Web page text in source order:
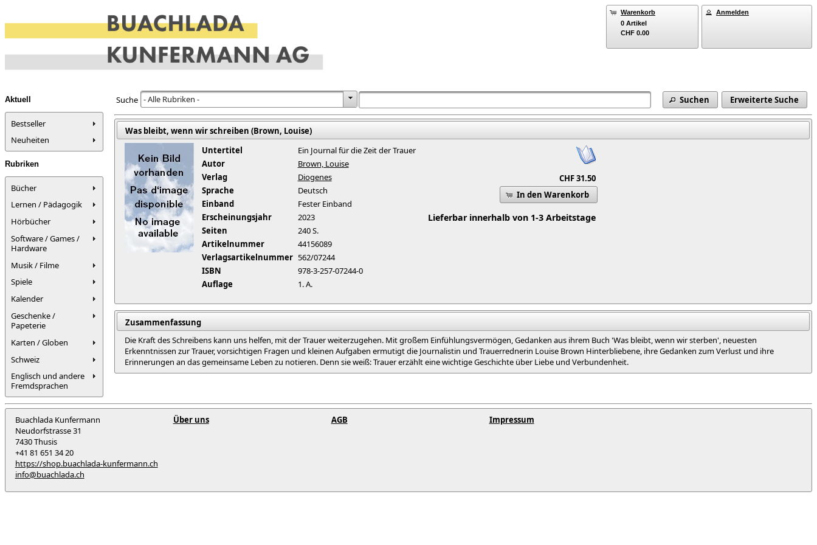
Warenkorb
0 Artikel
CHF 0.00
Anmelden
Aktuell
Bestseller
Neuheiten
Rubriken
Bücher
Lernen / Pädagogik
Hörbücher
Software / Games /
Hardware
Musik / Filme
Spiele
Kalender
Geschenke /
Papeterie
Karten / Globen
Schweiz
Englisch und andere
Fremdsprachen
Suche - Alle Rubriken - Suchen Erweiterte Suche
Was bleibt, wenn wir schreiben (Brown, Louise)
Untertitel
Ein Journal für die Zeit der Trauer
Autor
Brown, Louise
Verlag
Diogenes
Sprache
Deutsch
Einband
Fester Einband
Erscheinungsjahr
2023
Seiten
240 S.
Artikelnummer
44156089
Verlagsartikelnummer 562/07244
ISBN
978-3-257-07244-0
Auflage
1. A.
CHF 31.50
In den Warenkorb
Lieferbar innerhalb von 1-3 Arbeitstage
Zusammenfassung
Die Kraft des Schreibens kann uns helfen, mit der Trauer weiterzugehen. Mit großem Einfühlungsvermögen, Gedanken aus ihrem Buch 'Was bleibt, wenn wir sterben', neuesten
Erkenntnissen zur Trauer, vorsichtigen Fragen und kleinen Aufgaben ermutigt die Journalistin und Trauerrednerin Louise Brown Hinterbliebene, ihre Gedanken zum Verlust und ihre
Erinnerungen an das gemeinsame Leben zu notieren. Denn sie weiß: Trauer erzählt eine wichtige Geschichte über Liebe und Verbundenheit.
Buachlada Kunfermann
Neudorfstrasse 31
7430 Thusis
+41 81 651 34 20
https://shop.buachlada-kunfermann.ch
info@buachlada.ch
Über uns AGB Impressum